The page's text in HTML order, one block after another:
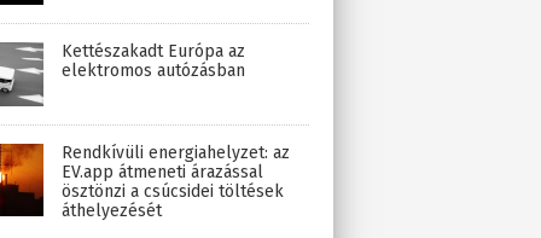
Kettészakadt Európa az
elektromos autózásban
Rendkívüli energiahelyzet: az
EV.app átmeneti árazással
ösztönzi a csúcsidei töltések
áthelyezését